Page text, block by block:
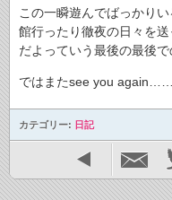
この一瞬遊んでばっかり
館行ったり徹夜の日々を
だよっていう最後の最後
ではまたsee you again……
カテゴリー: 日記